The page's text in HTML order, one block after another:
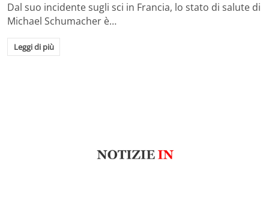
Dal suo incidente sugli sci in Francia, lo stato di salute di
Michael Schumacher è…
Leggi di più